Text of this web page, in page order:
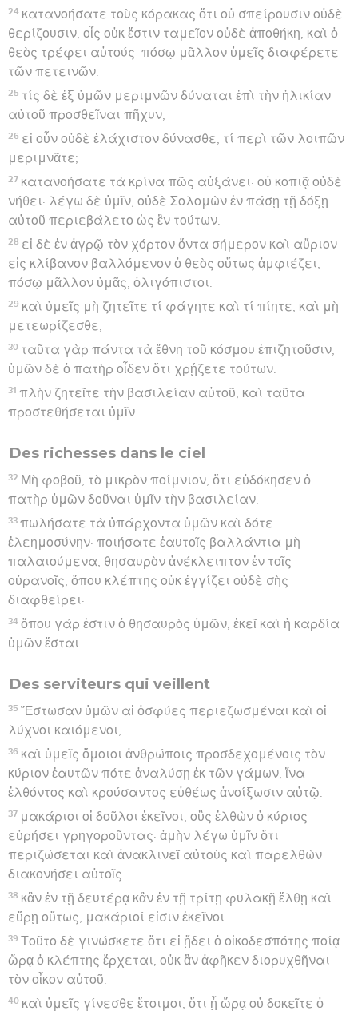
24 κατανοήσατε τοὺς κόρακας ὅτι οὐ σπείρουσιν οὐδὲ
θερίζουσιν, οἷς οὐκ ἔστιν ταμεῖον οὐδὲ ἀποθήκη, καὶ ὁ
θεὸς τρέφει αὐτούς· πόσῳ μᾶλλον ὑμεῖς διαφέρετε
τῶν πετεινῶν.
25 τίς δὲ ἐξ ὑμῶν μεριμνῶν δύναται ἐπὶ τὴν ἡλικίαν
αὐτοῦ προσθεῖναι πῆχυν;
26 εἰ οὖν οὐδὲ ἐλάχιστον δύνασθε, τί περὶ τῶν λοιπῶν
μεριμνᾶτε;
27 κατανοήσατε τὰ κρίνα πῶς αὐξάνει· οὐ κοπιᾷ οὐδὲ
νήθει· λέγω δὲ ὑμῖν, οὐδὲ Σολομὼν ἐν πάσῃ τῇ δόξῃ
αὐτοῦ περιεβάλετο ὡς ἓν τούτων.
28 εἰ δὲ ἐν ἀγρῷ τὸν χόρτον ὄντα σήμερον καὶ αὔριον
εἰς κλίβανον βαλλόμενον ὁ θεὸς οὕτως ἀμφιέζει,
πόσῳ μᾶλλον ὑμᾶς, ὀλιγόπιστοι.
29 καὶ ὑμεῖς μὴ ζητεῖτε τί φάγητε καὶ τί πίητε, καὶ μὴ
μετεωρίζεσθε,
30 ταῦτα γὰρ πάντα τὰ ἔθνη τοῦ κόσμου ἐπιζητοῦσιν,
ὑμῶν δὲ ὁ πατὴρ οἶδεν ὅτι χρῄζετε τούτων.
31 πλὴν ζητεῖτε τὴν βασιλείαν αὐτοῦ, καὶ ταῦτα
προστεθήσεται ὑμῖν.
Des richesses dans le ciel
32 Μὴ φοβοῦ, τὸ μικρὸν ποίμνιον, ὅτι εὐδόκησεν ὁ
πατὴρ ὑμῶν δοῦναι ὑμῖν τὴν βασιλείαν.
33 πωλήσατε τὰ ὑπάρχοντα ὑμῶν καὶ δότε
ἐλεημοσύνην· ποιήσατε ἑαυτοῖς βαλλάντια μὴ
παλαιούμενα, θησαυρὸν ἀνέκλειπτον ἐν τοῖς
οὐρανοῖς, ὅπου κλέπτης οὐκ ἐγγίζει οὐδὲ σὴς
διαφθείρει·
34 ὅπου γάρ ἐστιν ὁ θησαυρὸς ὑμῶν, ἐκεῖ καὶ ἡ καρδία
ὑμῶν ἔσται.
Des serviteurs qui veillent
35 Ἔστωσαν ὑμῶν αἱ ὀσφύες περιεζωσμέναι καὶ οἱ
λύχνοι καιόμενοι,
36 καὶ ὑμεῖς ὅμοιοι ἀνθρώποις προσδεχομένοις τὸν
κύριον ἑαυτῶν πότε ἀναλύσῃ ἐκ τῶν γάμων, ἵνα
ἐλθόντος καὶ κρούσαντος εὐθέως ἀνοίξωσιν αὐτῷ.
37 μακάριοι οἱ δοῦλοι ἐκεῖνοι, οὓς ἐλθὼν ὁ κύριος
εὑρήσει γρηγοροῦντας· ἀμὴν λέγω ὑμῖν ὅτι
περιζώσεται καὶ ἀνακλινεῖ αὐτοὺς καὶ παρελθὼν
διακονήσει αὐτοῖς.
38 κἂν ἐν τῇ δευτέρᾳ κἂν ἐν τῇ τρίτῃ φυλακῇ ἔλθῃ καὶ
εὕρῃ οὕτως, μακάριοί εἰσιν ἐκεῖνοι.
39 Τοῦτο δὲ γινώσκετε ὅτι εἰ ᾔδει ὁ οἰκοδεσπότης ποίᾳ
ὥρᾳ ὁ κλέπτης ἔρχεται, οὐκ ἂν ἀφῆκεν διορυχθῆναι
τὸν οἶκον αὐτοῦ.
40 καὶ ὑμεῖς γίνεσθε ἕτοιμοι, ὅτι ᾗ ὥρᾳ οὐ δοκεῖτε ὁ